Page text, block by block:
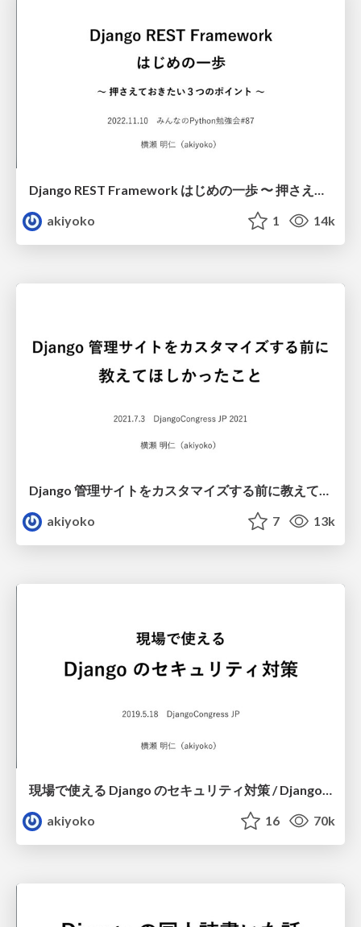
Django REST Framework はじめの一歩 〜 押さえておきたい３つのポイント 〜 / First step of Django REST Framework (stapy#87 2022)
akiyoko
1 14k
akiyoko
7 13k
現場で使える Django のセキュリティ対策 / Django security measures for business (DjangoCon JP 2019)
akiyoko
16 70k